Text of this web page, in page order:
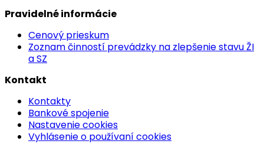
Pravidelné informácie
Cenový prieskum
Zoznam činností prevádzky na zlepšenie stavu ŽI
a SZ
Kontakt
Kontakty
Bankové spojenie
Nastavenie cookies
Vyhlásenie o používaní cookies